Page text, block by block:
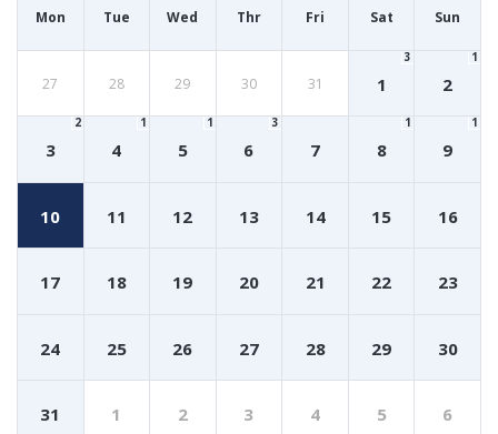
Mon Tue Wed Thr Fri Sat Sun
27 28 29 30 31 1
3
2
1
3
2
4
1
5
1
6
3
7 8
1
9
1
10 11 12 13 14 15 16
17 18 19 20 21 22 23
24 25 26 27 28 29 30
31 1 2 3 4 5 6